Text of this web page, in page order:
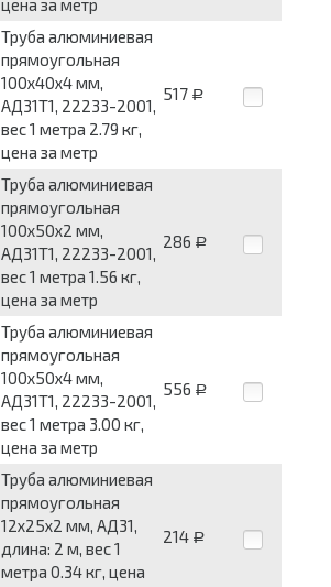
цена за метр
Труба алюминиевая
прямоугольная
100x40x4 мм,
АД31Т1, 22233-2001,
вес 1 метра 2.79 кг,
цена за метр
517 Р
Труба алюминиевая
прямоугольная
100x50x2 мм,
АД31Т1, 22233-2001,
вес 1 метра 1.56 кг,
цена за метр
286 Р
Труба алюминиевая
прямоугольная
100x50x4 мм,
АД31Т1, 22233-2001,
вес 1 метра 3.00 кг,
цена за метр
556 Р
Труба алюминиевая
прямоугольная
12x25x2 мм, АД31,
длина: 2 м, вес 1
метра 0.34 кг, цена
214 Р